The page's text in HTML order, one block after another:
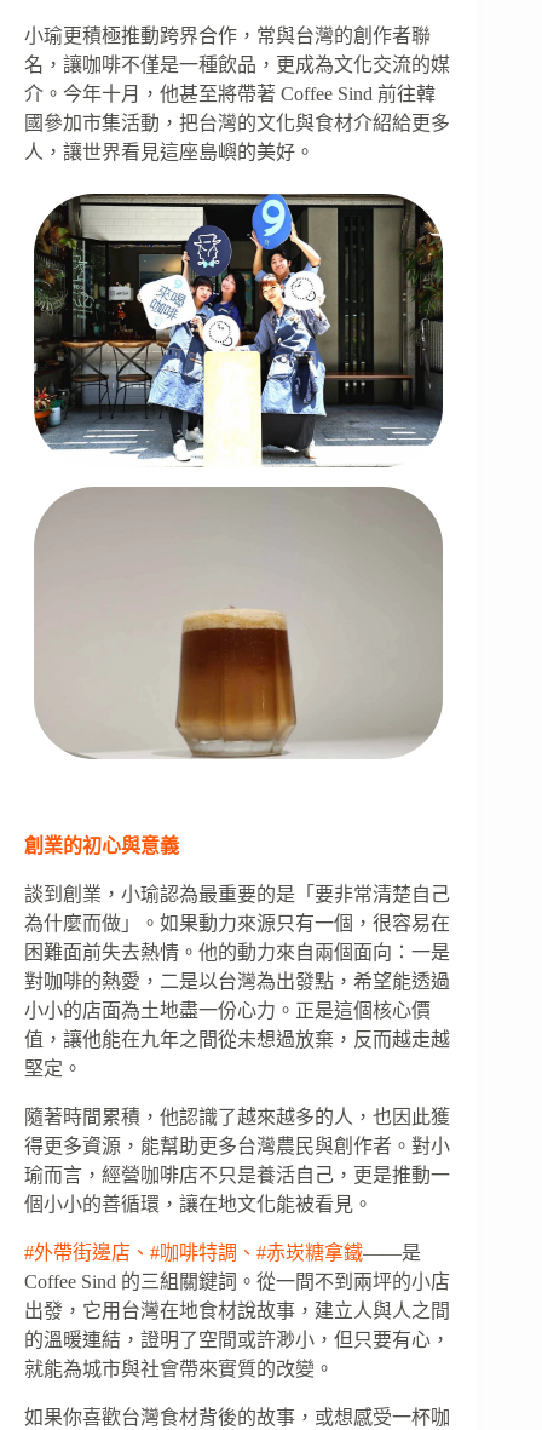
小瑜更積極推動跨界合作，常與台灣的創作者聯
名，讓咖啡不僅是一種飲品，更成為文化交流的媒
介。今年十月，他甚至將帶著 Coffee Sind 前往韓
國參加市集活動，把台灣的文化與食材介紹給更多
人，讓世界看見這座島嶼的美好。
創業的初心與意義
談到創業，小瑜認為最重要的是「要非常清楚自己
為什麼而做」。如果動力來源只有一個，很容易在
困難面前失去熱情。他的動力來自兩個面向：一是
對咖啡的熱愛，二是以台灣為出發點，希望能透過
小小的店面為土地盡一份心力。正是這個核心價
值，讓他能在九年之間從未想過放棄，反而越走越
堅定。
隨著時間累積，他認識了越來越多的人，也因此獲
得更多資源，能幫助更多台灣農民與創作者。對小
瑜而言，經營咖啡店不只是養活自己，更是推動一
個小小的善循環，讓在地文化能被看見。
#外帶街邊店、#咖啡特調、#赤崁糖拿鐵——是
Coffee Sind 的三組關鍵詞。從一間不到兩坪的小店
出發，它用台灣在地食材說故事，建立人與人之間
的溫暖連結，證明了空間或許渺小，但只要有心，
就能為城市與社會帶來實質的改變。
如果你喜歡台灣食材背後的故事，或想感受一杯咖